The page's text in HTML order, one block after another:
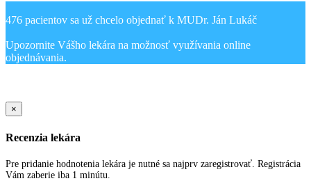
476 pacientov sa už chcelo objednať k MUDr. Ján Lukáč
Upozornite Vášho lekára na možnosť využívania online
×
Recenzia lekára
Pre pridanie hodnotenia lekára je nutné sa najprv zaregistrovať. Registrácia
Vám zaberie iba 1 minútu.